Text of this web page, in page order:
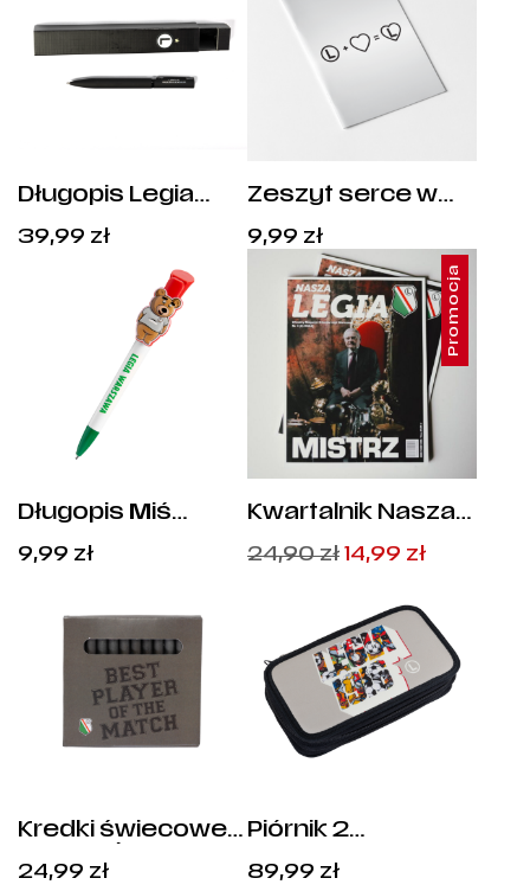
Długopis Legia
pudełku
39,99 zł
Zeszyt serce w
9,99 zł
Długopis Miś
9,99 zł
Promocja
Kwartalnik Nasza
(2/2024)
24,90zł Pierwotna
24,90 zł.
14,99 złAktualna
14,99 zł.
Kredki świecowe
24,99 zł
Piórnik 2
1916
89,99 zł